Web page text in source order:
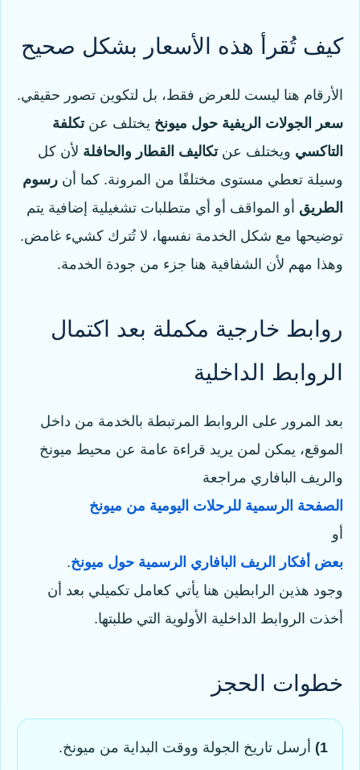
كيف تُقرأ هذه الأسعار بشكل صحيح
الأرقام هنا ليست للعرض فقط، بل لتكوين تصور حقيقي.
سعر الجولات الريفية حول ميونخ يختلف عنتكلفة
التاكسي ويختلف عنتكاليف القطار والحافلة لأن كل
وسيلة تعطي مستوى مختلفًا من المرونة. كما أن رسوم
الطريق أو المواقف أو أي متطلبات تشغيلية إضافية يتم
توضيحها مع شكل الخدمة نفسها، لا تُترك كشيء غامض.
وهذا مهم لأن الشفافية هنا جزء من جودة الخدمة.
روابط خارجية مكملة بعد اكتمال
الروابط الداخلية
بعد المرور على الروابط المرتبطة بالخدمة من داخل
الموقع، يمكن لمن يريد قراءة عامة عن محيط ميونخ
والريف البافاري مراجعة
الصفحة الرسمية للرحلات اليومية من ميونخ
أو
بعض أفكار الريف البافاري الرسمية حول ميونخ.
وجود هذين الرابطين هنا يأتي كعامل تكميلي بعد أن
أخذت الروابط الداخلية الأولوية التي طلبتها.
خطوات الحجز
1) أرسل تاريخ الجولة ووقت البداية من ميونخ.